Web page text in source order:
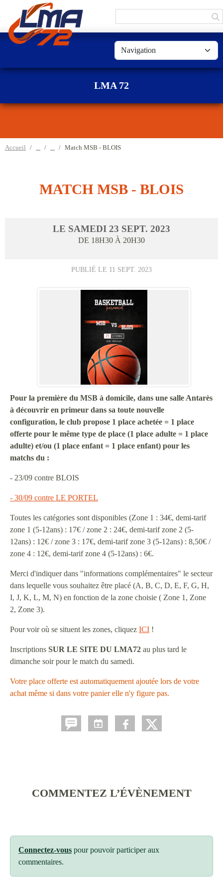
LMA 72
Accueil Match MSB - BLOIS
MATCH MSB - BLOIS
LE SAMEDI 23 SEPT. 2023
DE 18H30 À 20H30
PUBLIÉ LE 11 SEPT. 2023
Pour la première du MSB à domicile, dans une salle Antarès
à découvrir en primeur dans sa toute nouvelle
configuration, le club propose 1 place achetée = 1 place
offerte pour le même type de place (1 place adulte = 1 place
adulte) et/ou (1 place enfant = 1 place enfant) pour les
matchs du :
- 23/09 contre BLOIS
- 30/09 contre LE PORTEL
Toutes les catégories sont disponibles (Zone 1 : 34€, demi-tarif
zone 1 (5-12ans) : 17€ / zone 2 : 24€, demi-tarif zone 2 (5-
12ans) : 12€ / zone 3 : 17€, demi-tarif zone 3 (5-12ans) : 8,50€ /
zone 4 : 12€, demi-tarif zone 4 (5-12ans) : 6€.
Merci d'indiquer dans "informations complémentaires" le secteur
dans lequelle vous souhaitez être placé (A, B, C, D, E, F, G, H,
I, J, K, L, M, N) en fonction de la zone choisie ( Zone 1, Zone
2, Zone 3).
Pour voir où se situent les zones, cliquez ICI !
Inscriptions SUR LE SITE DU LMA72 au plus tard le
dimanche soir pour le match du samedi.
Votre place offerte est automatiquement ajoutée lors de votre
achat même si dans votre panier elle n'y figure pas.
COMMENTEZ L’ÉVÈNEMENT
Connectez-vous pour pouvoir participer aux
commentaires.
Panneau de gestion des cookies